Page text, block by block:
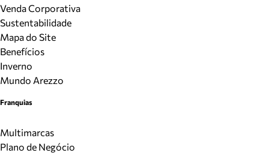
Venda Corporativa
Sustentabilidade
Mapa do Site
Benefícios
Inverno
Mundo Arezzo
Franquias
Multimarcas
Plano de Negócio